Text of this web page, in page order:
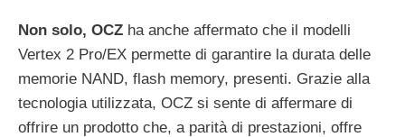
Non solo, OCZ ha anche affermato che il modelli
Vertex 2 Pro/EX permette di garantire la durata delle
memorie NAND, flash memory, presenti. Grazie alla
tecnologia utilizzata, OCZ si sente di affermare di
offrire un prodotto che, a parità di prestazioni, offre